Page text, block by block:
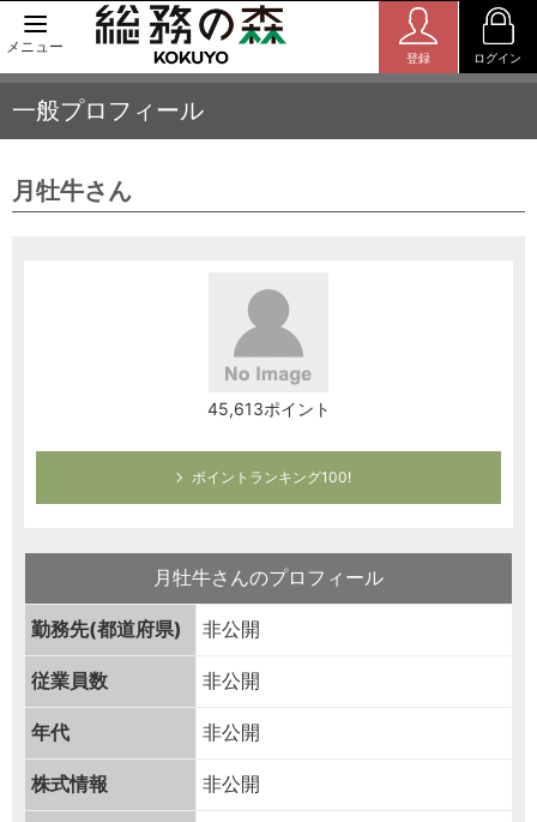
メニュー
登録 ログイン
一般プロフィール
月牡牛さん
45,613ポイント
ポイントランキング100!
月牡牛さんのプロフィール
勤務先(都道府県) 非公開
従業員数 非公開
年代 非公開
株式情報 非公開